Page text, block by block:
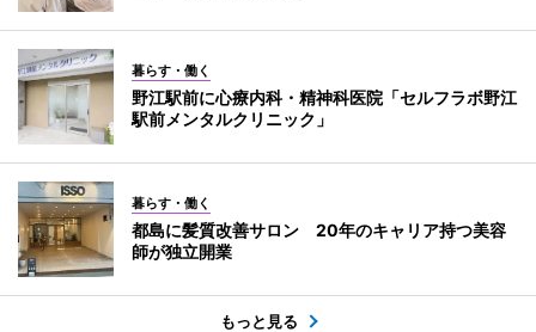
暮らす・働く
野江駅前に心療内科・精神科医院「セルフラボ野江
駅前メンタルクリニック」
暮らす・働く
都島に髪質改善サロン 20年のキャリア持つ美容
師が独立開業
もっと見る